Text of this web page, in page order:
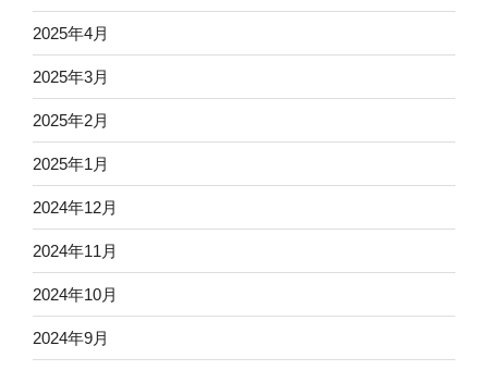
2025年4月
2025年3月
2025年2月
2025年1月
2024年12月
2024年11月
2024年10月
2024年9月